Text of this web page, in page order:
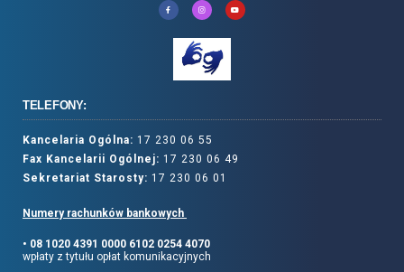
TELEFONY:
Kancelaria Ogólna: 17 230 06 55
Fax Kancelarii Ogólnej: 17 230 06 49
Sekretariat Starosty: 17 230 06 01
Numery rachunków bankowych
• 08 1020 4391 0000 6102 0254 4070
wpłaty z tytułu opłat komunikacyjnych